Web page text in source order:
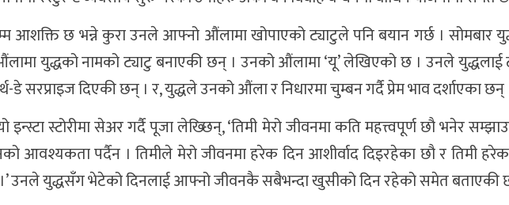
आशक्ति छ भन्ने कुरा उनले आफ्नो औंलामा खोपाएको ट्याटुले पनि बयान गर्छ । सोमबार
युद्धको नामको ट्याटु बनाएकी छन् । उनको औंलामा ‘यू’ लेखिएको छ । उनले युद्धलाई
सरप्राइज दिएकी छन् । र, युद्धले उनको औंला र निधारमा चुम्बन गर्दै प्रेम भाव दर्शाएका छन्
इन्स्टा स्टोरीमा सेअर गर्दै पूजा लेख्छिन्, ‘तिमी मेरो जीवनमा कति महत्त्वपूर्ण छौ भनेर
आवश्यकता पर्दैन । तिमीले मेरो जीवनमा हरेक दिन आशीर्वाद दिइरहेका छौ र तिमी
।’ उनले युद्धसँग भेटेको दिनलाई आफ्नो जीवनकै सबैभन्दा खुसीको दिन रहेको समेत बताएकी